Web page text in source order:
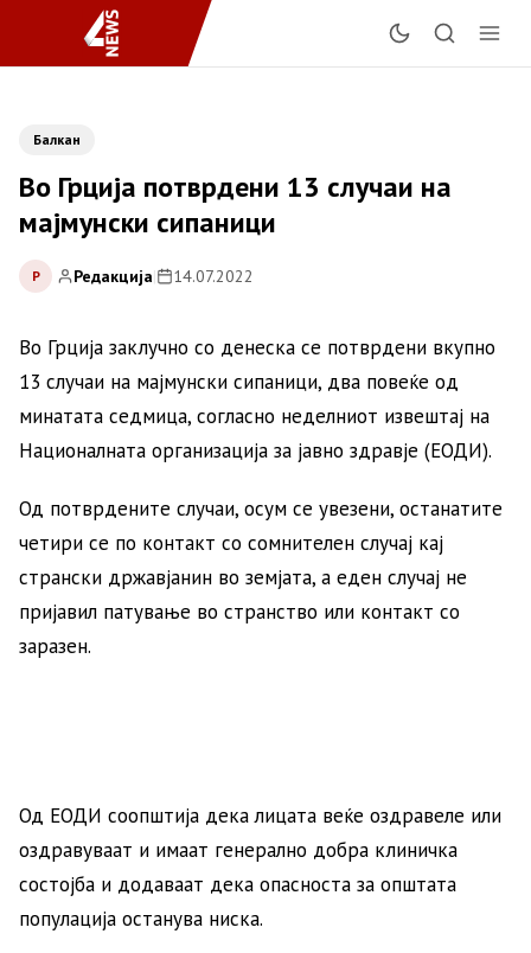
Балкан
Во Грција потврдени 13 случаи на
мајмунски сипаници
Р Редакција| 14.07.2022
Во Грција заклучно со денеска се потврдени вкупно
13 случаи на мајмунски сипаници, два повеќе од
минатата седмица, согласно неделниот извештај на
Националната организација за јавно здравје (ЕОДИ).
Од потврдените случаи, осум се увезени, останатите
четири се по контакт со сомнителен случај кај
странски државјанин во земјата, а еден случај не
пријавил патување во странство или контакт со
заразен.
Од ЕОДИ соопштија дека лицата веќе оздравеле или
оздравуваат и имаат генерално добра клиничка
состојба и додаваат дека опасноста за општата
популација останува ниска.